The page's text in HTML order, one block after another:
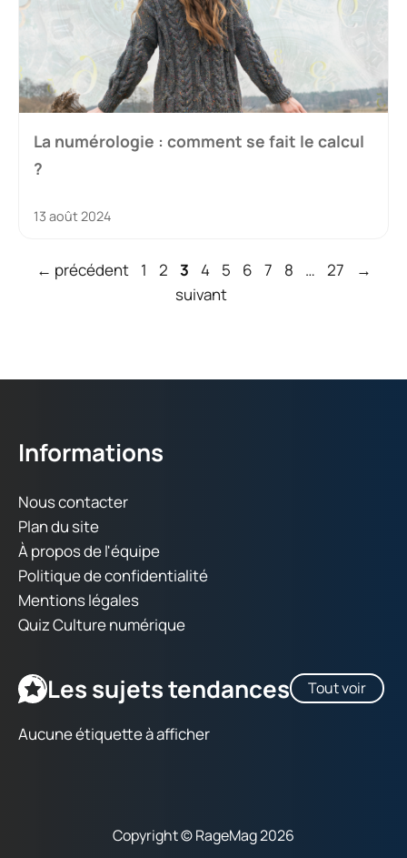
La numérologie : comment se fait le calcul
?
13 août 2024
← précédent Page
1 Page
2 Page
3 Page
4 Page
5 Page
6 Page
7 Page
8 … Page
27
→
suivant
Informations
Nous contacter
Plan du site
À propos de l'équipe
Politique de confidentialité
Mentions légales
Quiz Culture numérique
Les sujets tendances Tout voir
Aucune étiquette à afficher
Copyright © RageMag 2026